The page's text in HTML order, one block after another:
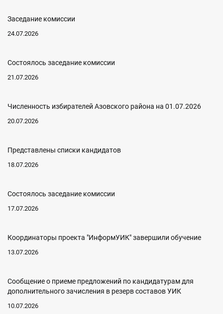
Заседание комиссии
24.07.2026
Состоялось заседание комиссии
21.07.2026
Численность избирателей Азовского района на 01.07.2026
20.07.2026
Представлены списки кандидатов
18.07.2026
Состоялось заседание комиссии
17.07.2026
Координаторы проекта "ИнформУИК" завершили обучение
13.07.2026
Сообщение о приеме предложений по кандидатурам для
дополнительного зачисления в резерв составов УИК
10.07.2026